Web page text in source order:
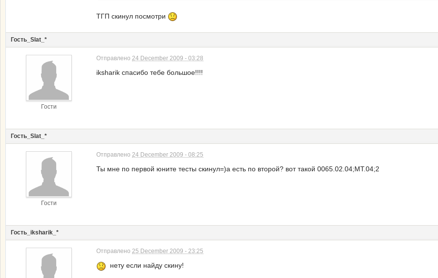
ТГП скинул посмотри
Гость_Slat_*
Гости
Отправлено 24 December 2009 - 03:28
iksharik спасибо тебе большое!!!!
Гость_Slat_*
Гости
Отправлено 24 December 2009 - 08:25
Ты мне по первой юните тесты скинул=)а есть по второй? вот такой 0065.02.04;МТ.04;2
Гость_iksharik_*
Отправлено 25 December 2009 - 23:25
нету если найду скину!